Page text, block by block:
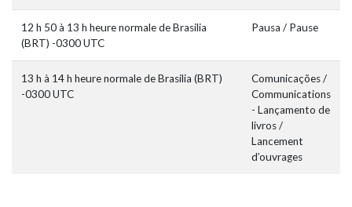
12 h 50 à 13 h heure normale de Brasilia
(BRT) -0300 UTC
Pausa / Pause
13 h à 14 h heure normale de Brasilia (BRT)
-0300 UTC
Comunicações /
Communications
- Lançamento de
livros /
Lancement
d’ouvrages